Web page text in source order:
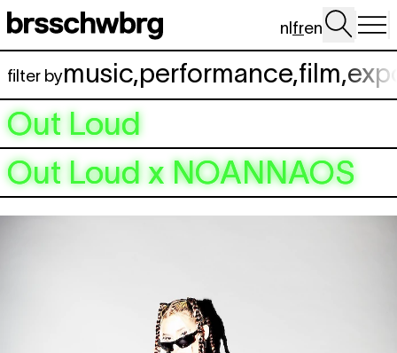
Aller au contenu principal
nlfren
filter bymusic,performance,film,
Out Loud
Out Loud x NOANNAOS